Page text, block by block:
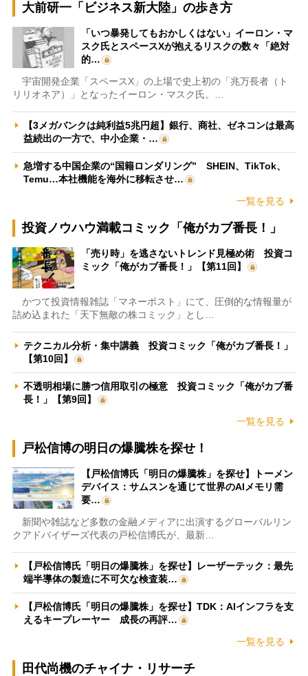
大前研一「ビジネス新大陸」の歩き方
「いつ暴発してもおかしくはない」イーロン・マ
スク氏とスペースXが抱えるリスクの数々「絶対
的…
宇宙開発企業「スペースX」の上場で史上初の「兆万長者（ト
リリオネア）」となったイーロン・マスク氏。…
【3メガバンクは純利益5兆円超】銀行、商社、ゼネコンは最高
益続出の一方で、中小企業・…
急増する中国企業の“国籍ロンダリング” SHEIN、TikTok、
Temu…本社機能を海外に移転させ…
一覧を見る
投資ノウハウ満載コミック「俺がカブ番長！」
「売り時」を逃さないトレンド見極め術 投資コ
ミック「俺がカブ番長！」【第11回】
かつて投資情報雑誌「マネーポスト」にて、圧倒的な情報量が
詰め込まれた「天下無敵の株コミック」とし…
テクニカル分析・集中講義 投資コミック「俺がカブ番長！」
【第10回】
不透明相場に勝つ信用取引の極意 投資コミック「俺がカブ番
長！」【第9回】
一覧を見る
戸松信博の明日の爆騰株を探せ！
【戸松信博氏「明日の爆騰株」を探せ】トーメン
デバイス：サムスンを通じて世界のAIメモリ需
要…
新聞や雑誌など多数の金融メディアに出演するグローバルリン
クアドバイザーズ代表の戸松信博氏が、最新…
【戸松信博氏「明日の爆騰株」を探せ】レーザーテック：最先
端半導体の製造に不可欠な検査装…
【戸松信博氏「明日の爆騰株」を探せ】TDK：AIインフラを支
えるキープレーヤー 成長の再評…
一覧を見る
田代尚機のチャイナ・リサーチ